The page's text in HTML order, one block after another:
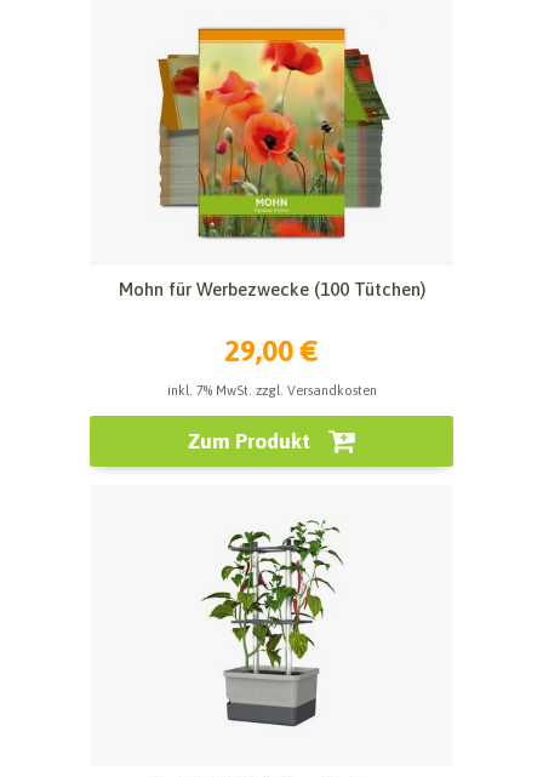
Mohn für Werbezwecke (100 Tütchen)
29,00 €
inkl. 7% MwSt. zzgl. Versandkosten
Zum Produkt